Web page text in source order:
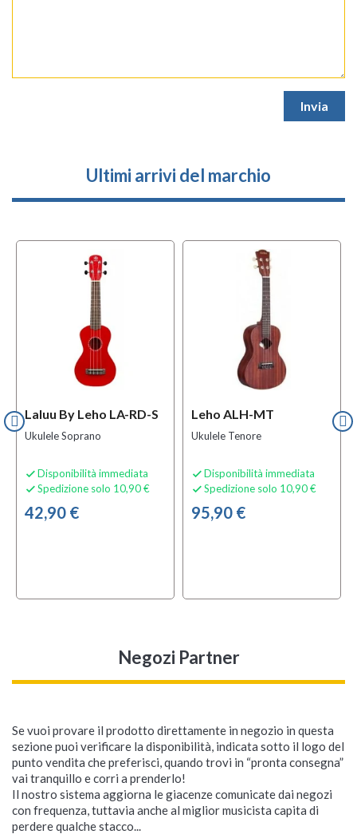
Ultimi arrivi del marchio
Laluu By Leho LA-RD-S
Ukulele Soprano
 Disponibilità immediata
 Spedizione solo 10,90 €
42,90 €
Leho ALH-MT
Ukulele Tenore
 Disponibilità immediata
 Spedizione solo 10,90 €
95,90 €
Negozi Partner
Se vuoi provare il prodotto direttamente in negozio in questa
sezione puoi verificare la disponibilità, indicata sotto il logo del
punto vendita che preferisci, quando trovi in “pronta consegna”
vai tranquillo e corri a prenderlo!
Il nostro sistema aggiorna le giacenze comunicate dai negozi
con frequenza, tuttavia anche al miglior musicista capita di
perdere qualche stacco...